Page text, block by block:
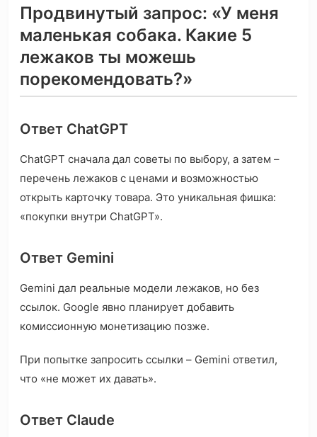
Продвинутый запрос: «У меня
маленькая собака. Какие 5
лежаков ты можешь
порекомендовать?»
Ответ ChatGPT
ChatGPT сначала дал советы по выбору, а затем –
перечень лежаков с ценами и возможностью
открыть карточку товара. Это уникальная фишка:
«покупки внутри ChatGPT».
Ответ Gemini
Gemini дал реальные модели лежаков, но без
ссылок. Google явно планирует добавить
комиссионную монетизацию позже.
При попытке запросить ссылки – Gemini ответил,
что «не может их давать».
Ответ Claude